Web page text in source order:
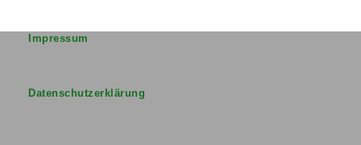
Impressum
Datenschutzerklärung